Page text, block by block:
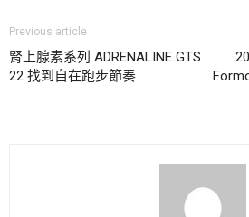
Previous article
腎上腺素系列 ADRENALINE GTS
22 找到自在跑步節奏